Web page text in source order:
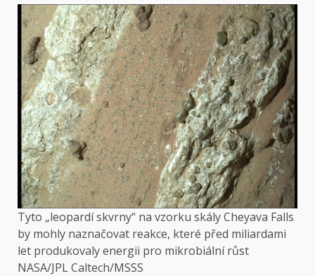
Tyto „leopardí skvrny“ na vzorku skály Cheyava Falls
by mohly naznačovat reakce, které před miliardami
let produkovaly energii pro mikrobiální růst
NASA/JPL Caltech/MSSS